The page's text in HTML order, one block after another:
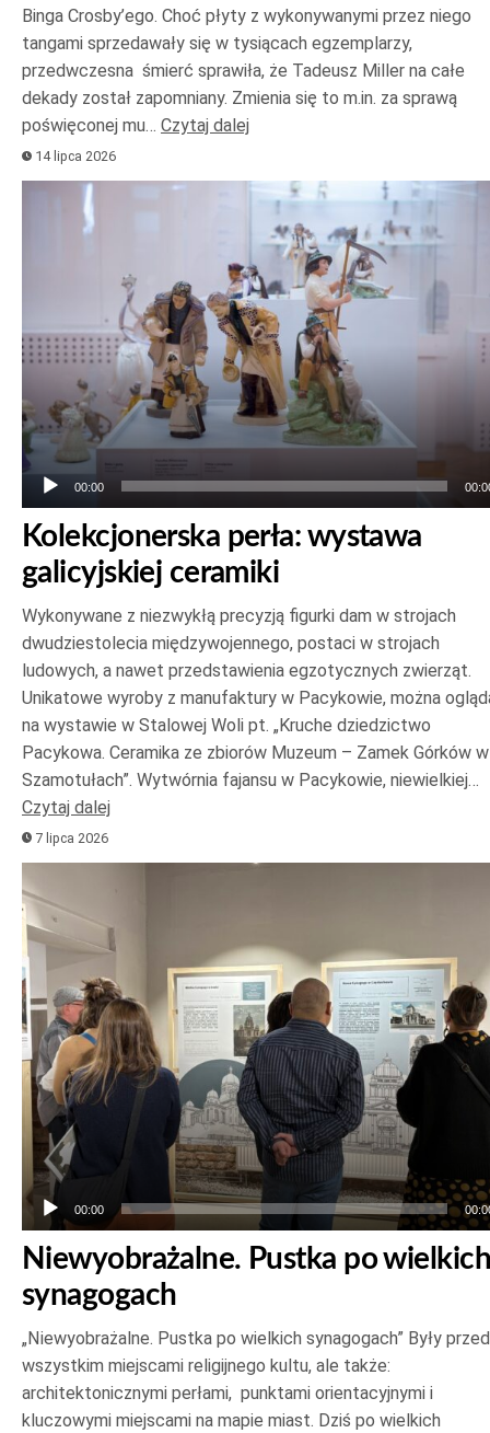
Binga Crosby’ego. Choć płyty z wykonywanymi przez niego
tangami sprzedawały się w tysiącach egzemplarzy,
przedwczesna śmierć sprawiła, że Tadeusz Miller na całe
dekady został zapomniany. Zmienia się to m.in. za sprawą
poświęconej mu… Czytaj dalej
14 lipca 2026
Odtwarzacz
00:00
Kolekcjonerska perła: wystawa
galicyjskiej ceramiki
Wykonywane z niezwykłą precyzją figurki dam w strojach
dwudziestolecia międzywojennego, postaci w strojach
ludowych, a nawet przedstawienia egzotycznych zwierząt.
Unikatowe wyroby z manufaktury w Pacykowie, można
na wystawie w Stalowej Woli pt. „Kruche dziedzictwo
Pacykowa. Ceramika ze zbiorów Muzeum – Zamek Górków w
Szamotułach”. Wytwórnia fajansu w Pacykowie, niewielkiej…
Czytaj dalej
7 lipca 2026
plików
dźwiękowych
00:00
Niewyobrażalne. Pustka po wielkich
synagogach
„Niewyobrażalne. Pustka po wielkich synagogach” Były
wszystkim miejscami religijnego kultu, ale także:
architektonicznymi perłami, punktami orientacyjnymi i
kluczowymi miejscami na mapie miast. Dziś po wielkich